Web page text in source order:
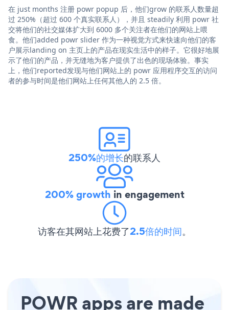
在 just months 注册 powr popup 后，他们grow 的联系人数量超
过 250%（超过 600 个真实联系人），并且 steadily 利用 powr 社
交将他们的社交媒体扩大到 6000 多个关注者在他们的网站上喂
食。他们added powr slider 作为一种视觉方式来快速向他们的客
户展示landing on 主页上的产品在现实生活中的样子。它很好地展
示了他们的产品，并无缝地为客户提供了出色的现场体验。事实
上，他们reported发现与他们网站上的 powr 应用程序交互的访问
者的参与时间是他们网站上任何其他人的 2.5 倍。
250%的增长的联系人
200% growth in engagement
访客在其网站上花费了2.5倍的时间。
POWR apps are made